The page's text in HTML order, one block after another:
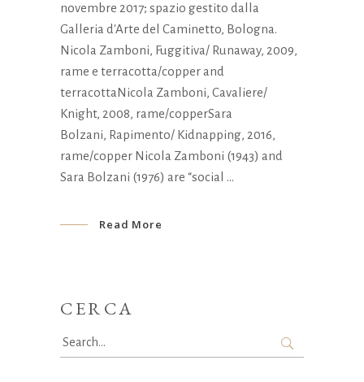
novembre 2017; spazio gestito dalla
Galleria d'Arte del Caminetto, Bologna.
Nicola Zamboni, Fuggitiva/ Runaway, 2009,
rame e terracotta/copper and
terracottaNicola Zamboni, Cavaliere/
Knight, 2008, rame/copperSara
Bolzani, Rapimento/ Kidnapping, 2016,
rame/copper Nicola Zamboni (1943) and
Sara Bolzani (1976) are “social
Read More
CERCA
Search
for: